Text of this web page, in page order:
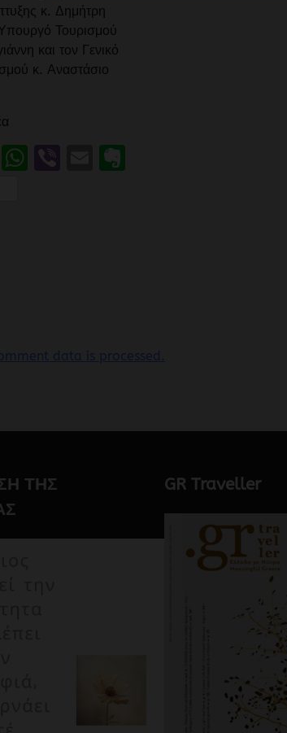
κ. Δημήτρη
Τουρισμού
και τον Γενικό
κ. Αναστάσιο
LinkedIn
WhatsApp
ViberEmail
ΤΗΣ
GR Traveller